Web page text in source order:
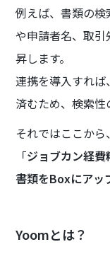
例えば、書類の
や申請者名、取
昇します。
連携を導入すれ
済むため、検索性
それではここから
「ジョブカン経
書類をBoxにアッ
Yoomとは？